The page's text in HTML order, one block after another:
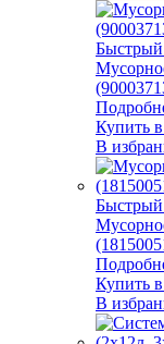
Купить
В
Купить
В